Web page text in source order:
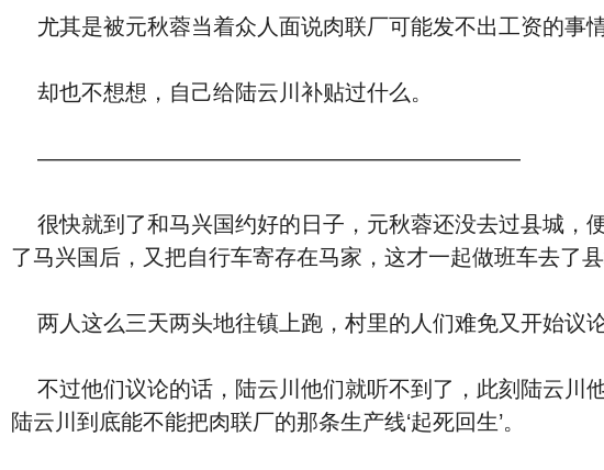
尤其是被元秋蓉当着众人面说肉联厂可能发不出工资的事
却也不想想，自己给陆云川补贴过什么。
——————————————————————
很快就到了和马兴国约好的日子，元秋蓉还没去过县城，
了马兴国后，又把自行车寄存在马家，这才一起做班车去了县
两人这么三天两头地往镇上跑，村里的人们难免又开始议论
不过他们议论的话，陆云川他们就听不到了，此刻陆云川
陆云川到底能不能把肉联厂的那条生产线‘起死回生’。